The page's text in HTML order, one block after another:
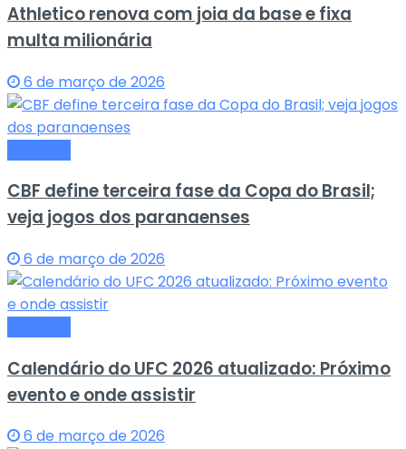
Athletico renova com joia da base e fixa
multa milionária
6 de março de 2026
CBF define terceira fase da Copa do Brasil;
veja jogos dos paranaenses
6 de março de 2026
Calendário do UFC 2026 atualizado: Próximo
evento e onde assistir
6 de março de 2026